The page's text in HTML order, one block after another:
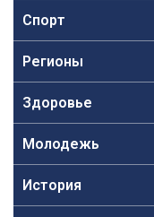
Спорт
Регионы
Здоровье
Молодежь
История